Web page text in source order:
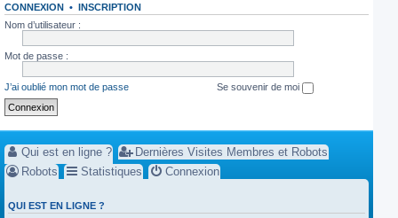
CONNEXION • INSCRIPTION
Nom d’utilisateur :
Mot de passe :
J’ai oublié mon mot de passe Se souvenir de moi
Qui est en ligne ?
Dernières Visites Membres et Robots
Robots
Statistiques Connexion
QUI EST EN LIGNE ?